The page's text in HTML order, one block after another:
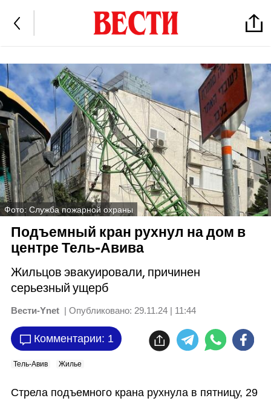
Фото: Служба пожарной охраны
Подъемный кран рухнул на дом в
центре Тель-Авива
Жильцов эвакуировали, причинен
серьезный ущерб
Вести-Ynet | Опубликовано: 29.11.24 | 11:44
Комментарии: 1
Тель-Авив Жилье
Стрела подъемного крана рухнула в пятницу, 29